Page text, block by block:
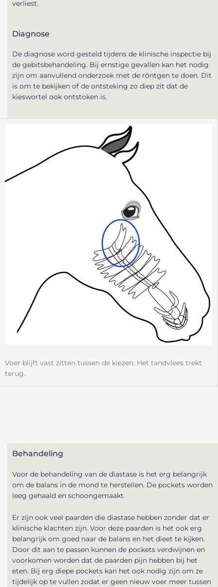
verliest.
Diagnose
De diagnose word gesteld tijdens de klinische inspectie bij
de gebitsbehandeling. Bij ernstige gevallen kan het nodig
zijn om aanvullend onderzoek met de röntgen te doen. Dit
is om te bekijken of de ontsteking zo diep zit dat de
kieswortel ook ontstoken is.
Voer blijft vast zitten tussen de kiezen. Het tandvlees trekt
terug.
Behandeling
Voor de behandeling van de diastase is het erg belangrijk
om de balans in de mond te herstellen. De pockets worden
leeg gehaald en schoongemaakt.
Er zijn ook veel paarden die diastase hebben zonder dat er
klinische klachten zijn. Voor deze paarden is het ook erg
belangrijk om goed naar de balans en het dieet te kijken.
Door dit aan te passen kunnen de pockets verdwijnen en
voorkomen worden dat de paarden pijn hebben bij het
eten. Bij erg diepe pockets kan het ook nodig zijn om ze
tijdelijk op te vullen zodat er geen nieuw voer meer tussen